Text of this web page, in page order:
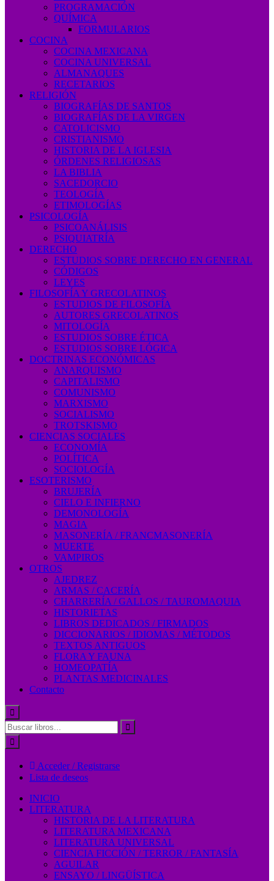
PROGRAMACIÓN
QUÍMICA
FORMULARIOS
COCINA
COCINA MEXICANA
COCINA UNIVERSAL
ALMANAQUES
RECETARIOS
RELIGIÓN
BIOGRAFÍAS DE SANTOS
BIOGRAFÍAS DE LA VIRGEN
CATOLICISMO
CRISTIANISMO
HISTORIA DE LA IGLESIA
ÓRDENES RELIGIOSAS
LA BIBLIA
SACEDORCIO
TEOLOGÍA
ETIMOLOGÍAS
PSICOLOGÍA
PSICOANÁLISIS
PSIQUIATRÍA
DERECHO
ESTUDIOS SOBRE DERECHO EN GENERAL
CÓDIGOS
LEYES
FILOSOFÍA Y GRECOLATINOS
ESTUDIOS DE FILOSOFÍA
AUTORES GRECOLATINOS
MITOLOGÍA
ESTUDIOS SOBRE ÉTICA
ESTUDIOS SOBRE LÓGICA
DOCTRINAS ECONÓMICAS
ANARQUISMO
CAPITALISMO
COMUNISMO
MARXISMO
SOCIALISMO
TROTSKISMO
CIENCIAS SOCIALES
ECONOMÍA
POLÍTICA
SOCIOLOGÍA
ESOTERISMO
BRUJERÍA
CIELO E INFIERNO
DEMONOLOGÍA
MAGIA
MASONERÍA / FRANCMASONERÍA
MUERTE
VAMPIROS
OTROS
AJEDREZ
ARMAS / CACERÍA
CHARRERÍA / GALLOS / TAUROMAQUIA
HISTORIETAS
LIBROS DEDICADOS / FIRMADOS
DICCIONARIOS / IDIOMAS / MÉTODOS
TEXTOS ANTIGUOS
FLORA Y FAUNA
HOMEOPATÍA
PLANTAS MEDICINALES
Contacto
Acceder / Registrarse
Lista de deseos
INICIO
LITERATURA
HISTORIA DE LA LITERATURA
LITERATURA MEXICANA
LITERATURA UNIVERSAL
CIENCIA FICCIÓN / TERROR / FANTASÍA
AGUILAR
ENSAYO / LINGÜÍSTICA